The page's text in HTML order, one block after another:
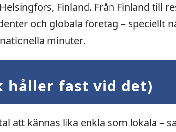
Finland. Från Finland till
och globala företag – speciellt
minuter.
håller fast vid det)
att kännas lika enkla som lokala –